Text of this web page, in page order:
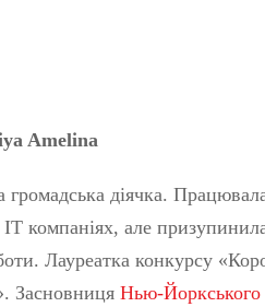
Amelina
діячка.
компаніях, але
Лауреатка конкурсу
Засновниця Нью-Йоркського